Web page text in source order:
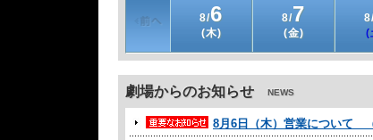
8/6
(木)
8/7
(金) (
劇場からのお知らせ NEWS
8月6日（木）営業について